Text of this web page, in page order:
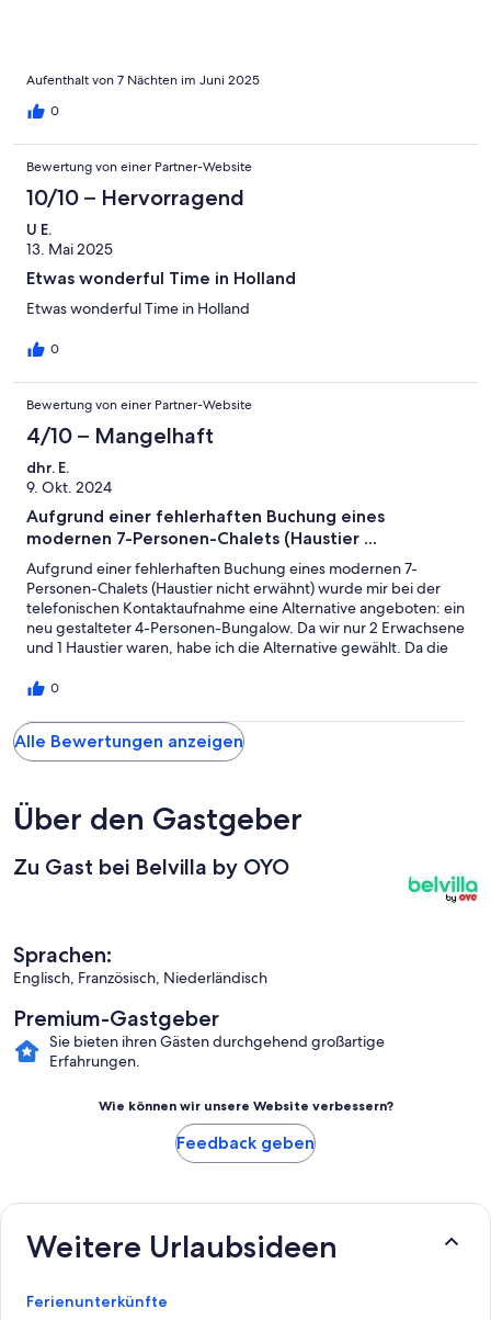
Aufenthalt von 7 Nächten im Juni 2025
0
Bewertung von einer Partner-Website
10/10 – Hervorragend
U E.
13. Mai 2025
Etwas wonderful Time in Holland
Etwas wonderful Time in Holland
0
Bewertung von einer Partner-Website
4/10 – Mangelhaft
dhr. E.
9. Okt. 2024
Aufgrund einer fehlerhaften Buchung eines
modernen 7-Personen-Chalets (Haustier ...
Aufgrund einer fehlerhaften Buchung eines modernen 7-
Personen-Chalets (Haustier nicht erwähnt) wurde mir bei der
telefonischen Kontaktaufnahme eine Alternative angeboten: ein
neu gestalteter 4-Personen-Bungalow. Da wir nur 2 Erwachsene
und 1 Haustier waren, habe ich die Alternative gewählt. Da die
Erwartungen hoch. Bei meiner Ankunft war ich sehr enttäuscht,
minimalen Renovierungsarbeiten handelte, die ich sofort beim
Park beschwerte Rezeption, aber die Rezeption konnte nichts
für mich tun, da sie eine Buchung über einen Vermittler nicht
0
Alle Bewertungen anzeigen
Über den Gastgeber
Zu Gast bei Belvilla by OYO
Sprachen:
Englisch, Französisch, Niederländisch
Premium-Gastgeber
Sie bieten ihren Gästen durchgehend großartige
Erfahrungen.
Wie können wir unsere Website verbessern?
Feedback geben
Weitere Urlaubsideen
Ferienunterkünfte